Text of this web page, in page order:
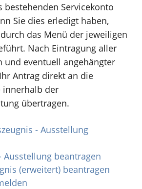
Servicekonto
Sie dies erledigt haben,
das Menü der jeweiligen
Nach Eintragung aller
und eventuell angehängter
Antrag direkt an die
innerhalb der
übertragen.
- Ausstellung
Ausstellung beantragen
(erweitert) beantragen